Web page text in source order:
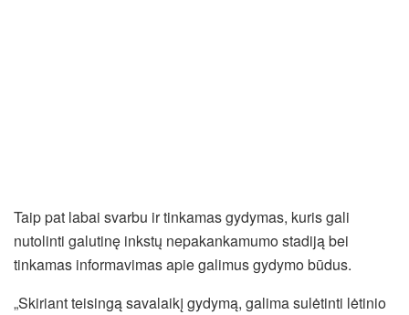
Taip pat labai svarbu ir tinkamas gydymas, kuris gali
nutolinti galutinę inkstų nepakankamumo stadiją bei
tinkamas informavimas apie galimus gydymo būdus.
„Skiriant teisingą savalaikį gydymą, galima sulėtinti lėtinio